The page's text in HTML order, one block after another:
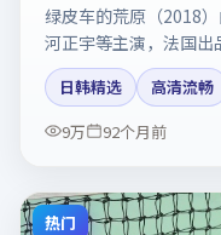
绿皮车的荒原（2018
河正宇等主演，法国
戏比例拿捏得当。剧情
日期以片方资料为准。
日韩精选
高清流畅
9万
92个月前
热门